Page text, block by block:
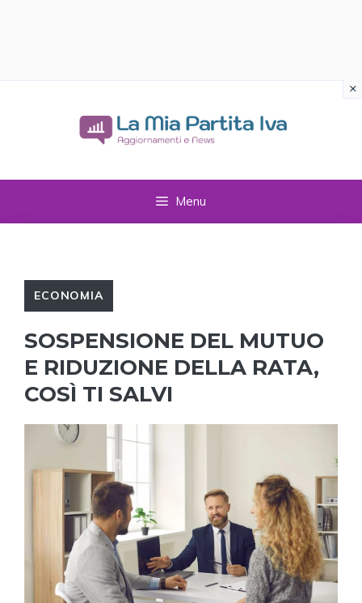
Menu
ECONOMIA
SOSPENSIONE DEL MUTUO
E RIDUZIONE DELLA RATA,
COSÌ TI SALVI
×